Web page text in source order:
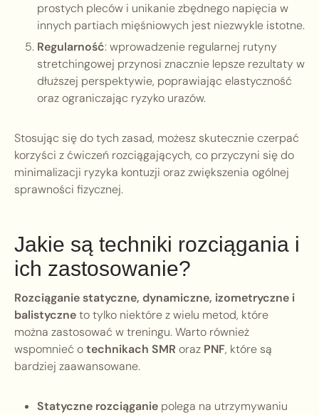
prostych pleców i unikanie zbędnego napięcia w
innych partiach mięśniowych jest niezwykle istotne.
Regularność: wprowadzenie regularnej rutyny
stretchingowej przynosi znacznie lepsze rezultaty w
dłuższej perspektywie, poprawiając elastyczność
oraz ograniczając ryzyko urazów.
Stosując się do tych zasad, możesz skutecznie czerpać
korzyści z ćwiczeń rozciągających, co przyczyni się do
minimalizacji ryzyka kontuzji oraz zwiększenia ogólnej
sprawności fizycznej.
Jakie są techniki rozciągania i
ich zastosowanie?
Rozciąganie statyczne, dynamiczne, izometryczne i
balistyczneto tylko niektóre z wielu metod, które
można zastosować w treningu. Warto również
wspomnieć otechnikach SMR oraz PNF, które są
bardziej zaawansowane.
Statyczne rozciąganie polega na utrzymywaniu